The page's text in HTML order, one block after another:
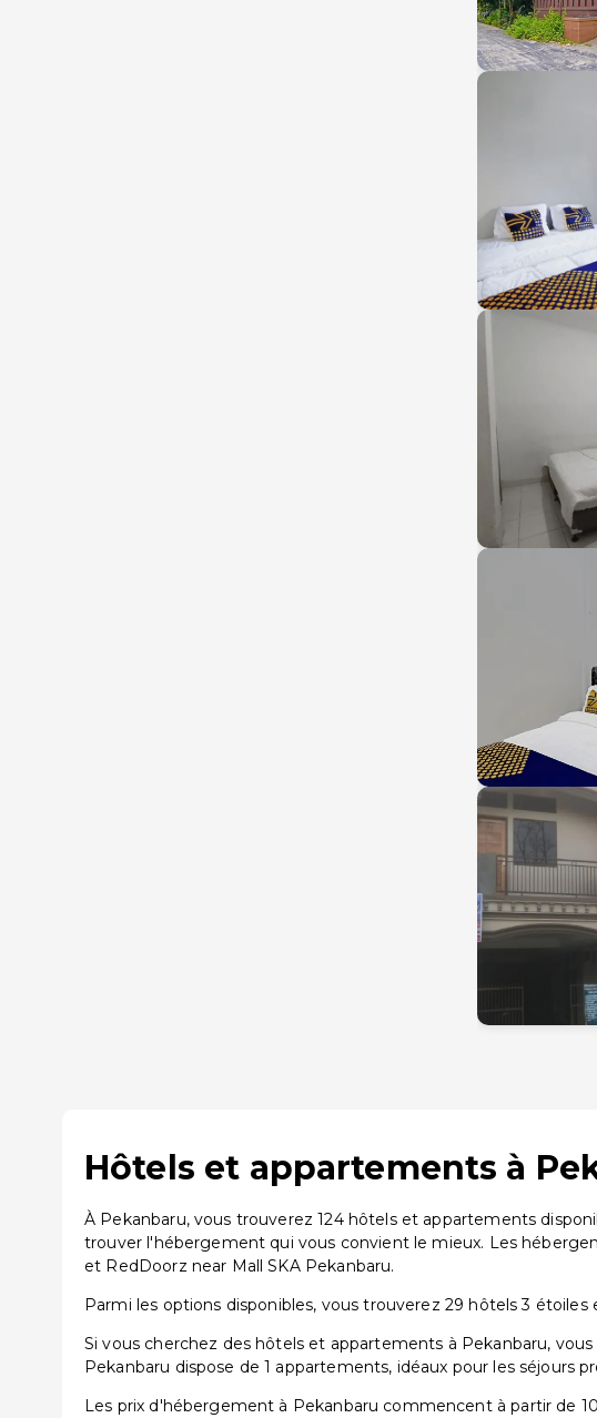
Hôtels et appartements à
À Pekanbaru, vous trouverez 124 hôtels et appartements
trouver l'hébergement qui vous convient le mieux. Les
et RedDoorz near Mall SKA Pekanbaru.
Parmi les options disponibles, vous trouverez 29 hôtels 3 étoiles
Si vous cherchez des hôtels et appartements à Pekanbaru,
Pekanbaru dispose de 1 appartements, idéaux pour les séjours
Les prix d'hébergement à Pekanbaru commencent à partir de